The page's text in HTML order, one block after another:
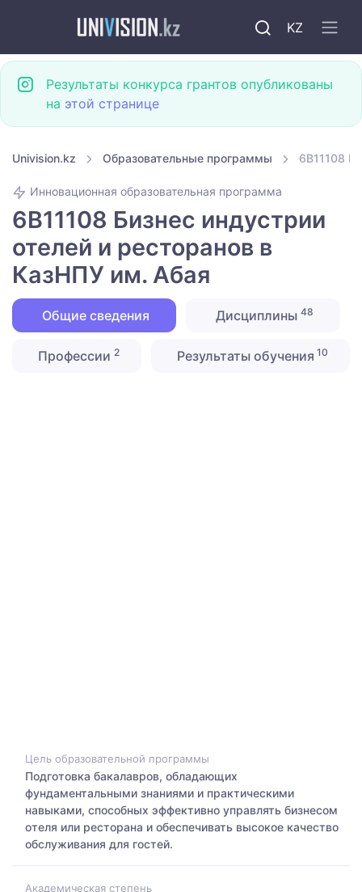
KZ
Результаты конкурса грантов опубликованы
на этой странице
Univision.kz Образовательные программы 6B11108
Инновационная образовательная программа
6B11108 Бизнес индустрии
отелей и ресторанов в
КазНПУ им. Абая
Общие сведения Дисциплины 48
Профессии 2 Результаты обучения 10
Цель образовательной программы
Подготовка бакалавров, обладающих
фундаментальными знаниями и практическими
навыками, способных эффективно управлять бизнесом
отеля или ресторана и обеспечивать высокое качество
обслуживания для гостей.
Академическая степень